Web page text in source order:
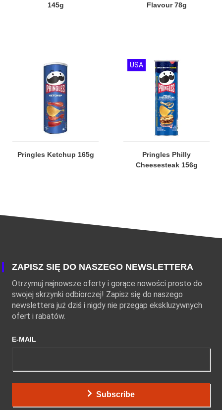
145g
Flavour 78g
Pringles Ketchup 165g
Pringles Philly
Cheesesteak 156g
USA
ZAPISZ SIĘ DO NASZEGO NEWSLETTERA
Otrzymuj najnowsze oferty i gorące nowości prosto do
swojej skrzynki odbiorczej! Zapisz się do naszego
newslettera już dziś i nigdy nie przegap ekskluzywnych
ofert i rabatów.
E-MAIL
Subscribe